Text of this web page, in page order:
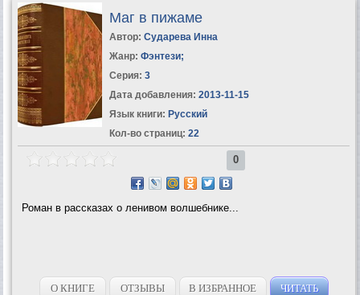
Маг в пижаме
Автор: Сударева Инна
Жанр: Фэнтези;
Серия: 3
Дата добавления: 2013-11-15
Язык книги: Русский
Кол-во страниц: 22
0
Роман в рассказах о ленивом волшебнике...
О КНИГЕ ОТЗЫВЫ В ИЗБРАННОЕ ЧИТАТЬ